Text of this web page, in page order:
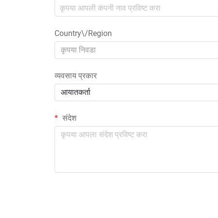
Country\/Region
कृपया निवडा
व्यवसाय प्रकार
आयातकर्ता
संदेश